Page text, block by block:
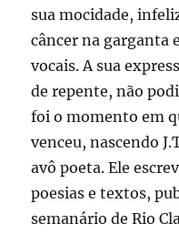
sua mocidade,
câncer na garganta
vocais. A sua
de repente, não
foi o momento em
venceu, nascendo
avô poeta. Ele
poesias e textos,
semanário de Rio